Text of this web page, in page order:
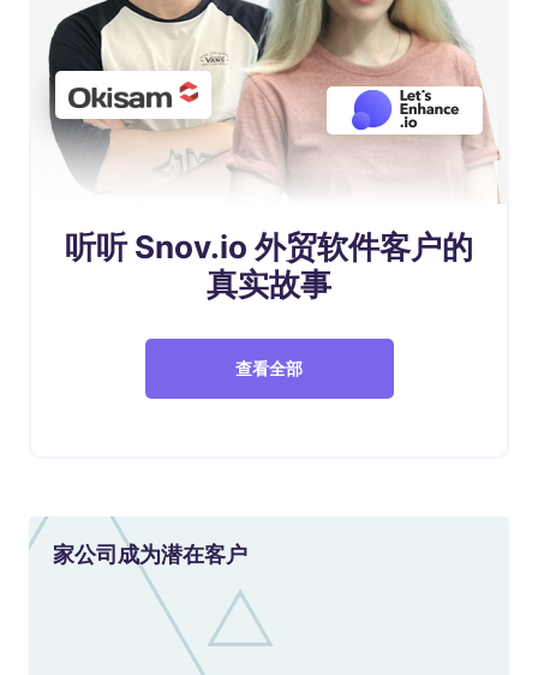
听听 Snov.io 外贸软件客户的
真实故事
查看全部
家公司成为潜在客户